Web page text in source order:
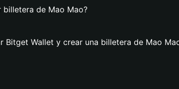
billetera de Mao Mao?
Bitget Wallet y crear una billetera de Mao